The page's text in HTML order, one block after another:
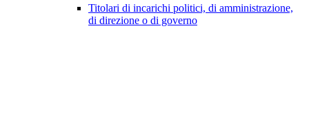
Titolari di incarichi politici, di amministrazione,
di direzione o di governo